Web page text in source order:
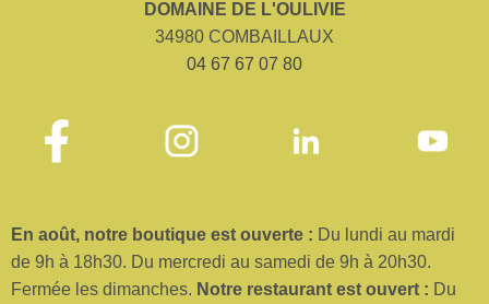
DOMAINE DE L'OULIVIE
34980 COMBAILLAUX
04 67 67 07 80
En août, notre boutique est ouverte : Du lundi au mardi
de 9h à 18h30. Du mercredi au samedi de 9h à 20h30.
Fermée les dimanches. Notre restaurant est ouvert : Du